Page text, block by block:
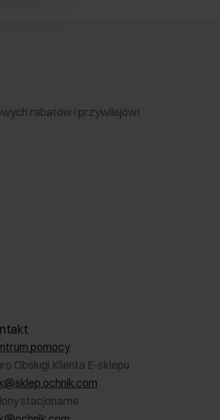
rabatów i przywilejów!
pomocy
Obsługi Klienta E-sklepu
stacjonarne